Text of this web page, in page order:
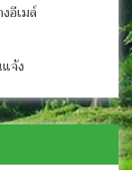
อีเมล์
จ้ง